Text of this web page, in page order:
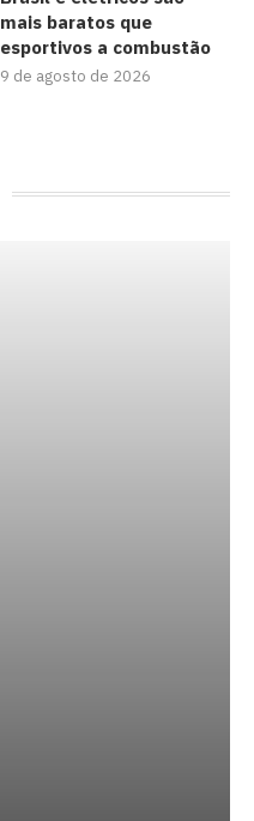
mais baratos que
esportivos a combustão
9 de agosto de 2026